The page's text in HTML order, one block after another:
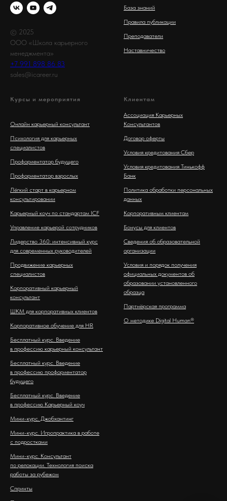
© 2025
ООО «Школа карьерного
менеджмента»
+7 991 898 86 83
sales@icareer.ru
База знаний
Правила публикации
Преподаватели
Наставничество
Курсы и мероприятия
Онлайн карьерный консультант
Психология для карьерных
специалистов
Профориентатор будущего
Профориентатор взрослых
Лёгкий старт в карьерном
консультировании
Карьерный коуч по стандартам ICF
Управление карьерой сотрудников
Лидерство 360: интенсивный курс
для современных руководителей
Продвижение карьерных
специалистов
Корпоративный карьерный
консультант
ШКМ для корпоративных клиентов
Корпоративное обучение для HR
Бесплатный курс. Введение
в профессию карьерный консультант
Бесплатный курс. Введение
в профессию профориентатор
будущего
Бесплатный курс. Введение
в профессию Карьерный коуч
Мини-курс. Джобхантинг
Мини-курс. Игропрактика в работе
с подростками
Мини-курс. Консультант
по релокации. Технология поиска
работы за рубежом
Спринты
Клиентам
Ассоциация Карьерных
Консультантов
Договор оферты
Условия кредитования Сбер
Условия кредитования Тинькофф
Банк
Политика обработки персональных
данных
Корпоративным клиентам
Бонусы для клиентов
Сведения об образовательной
организации
Условия и порядок получения
официальных документов об
образовании установленного
образца
Партнёрская программа
О методике Digital Human®